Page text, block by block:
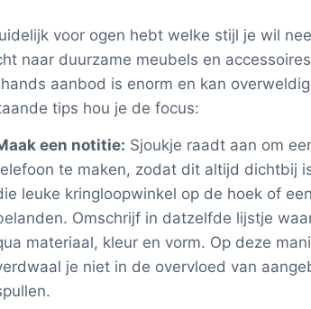
voor ogen hebt welke stijl je wil
naar duurzame meubels en
aanbod is enorm en kan
tips hou je de focus:
een notitie: Sjoukje raadt aan om
te maken, zodat dit altijd dichtbij
leuke kringloopwinkel op de hoek of
Omschrijf in datzelfde lijstje
materiaal, kleur en vorm. Op deze
je niet in de overvloed van